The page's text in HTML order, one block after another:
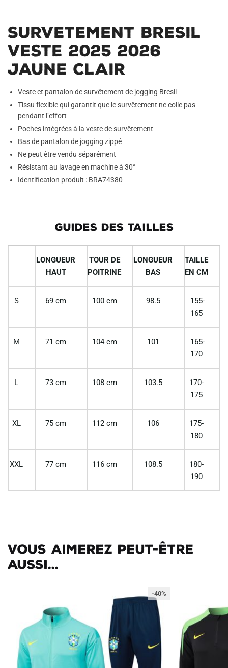
Survetement Bresil
Veste 2025 2026
Jaune Clair
Veste et pantalon de survêtement de jogging Bresil
Tissu flexible qui garantit que le survêtement ne colle pas
pendant l’effort
Poches intégrées à la veste de survêtement
Bas de pantalon de jogging zippé
Ne peut être vendu séparément
Résistant au lavage en machine à 30°
Identification produit : BRA74380
GUIDES DES TAILLES
LONGUEUR
HAUT
TOUR DE
POITRINE
LONGUEUR
BAS
TAILLE
EN CM
S 69 cm 100 cm 98.5
155-
165
M 71 cm 104 cm 101
165-
170
L 73 cm 108 cm 103.5
170-
175
XL 75 cm 112 cm 106
175-
180
XXL 77 cm 116 cm 108.5
180-
190
Vous aimerez peut-être
aussi...
-40%